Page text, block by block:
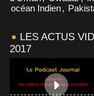
océan Indien,
LES ACTUS
2017